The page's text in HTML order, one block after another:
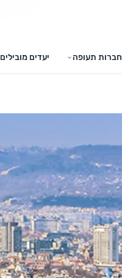
חברות תעופה יעדים מובילים